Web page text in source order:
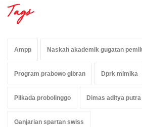
Tags
Ampp Naskah akademik gugatan
Program prabowo gibran Dprk mimika
Pilkada probolinggo Dimas aditya
Ganjarian spartan swiss